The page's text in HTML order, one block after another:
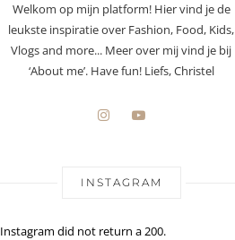
Welkom op mijn platform! Hier vind je de
leukste inspiratie over Fashion, Food, Kids,
Vlogs and more... Meer over mij vind je bij
‘About me’. Have fun! Liefs, Christel
INSTAGRAM
Instagram did not return a 200.